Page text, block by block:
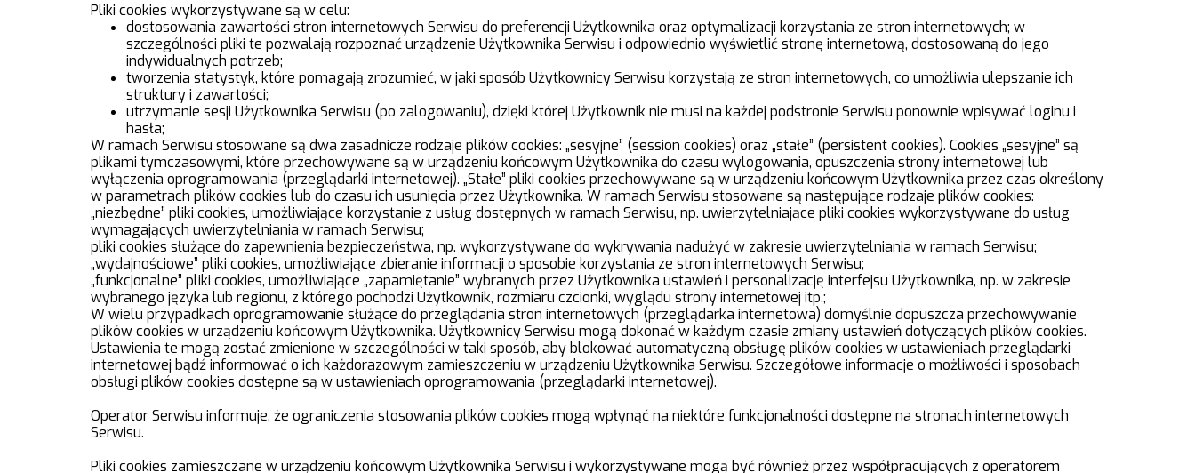
Pliki cookies wykorzystywane są w celu:
dostosowania zawartości stron internetowych Serwisu do preferencji Użytkownika oraz optymalizacji korzystania ze stron internetowych; w
szczególności pliki te pozwalają rozpoznać urządzenie Użytkownika Serwisu i odpowiednio wyświetlić stronę internetową, dostosowaną do jego
indywidualnych potrzeb;
tworzenia statystyk, które pomagają zrozumieć, w jaki sposób Użytkownicy Serwisu korzystają ze stron internetowych, co umożliwia ulepszanie ich
struktury i zawartości;
utrzymanie sesji Użytkownika Serwisu (po zalogowaniu), dzięki której Użytkownik nie musi na każdej podstronie Serwisu ponownie wpisywać loginu i
hasła;
W ramach Serwisu stosowane są dwa zasadnicze rodzaje plików cookies: „sesyjne” (session cookies) oraz „stałe” (persistent cookies). Cookies „sesyjne” są
plikami tymczasowymi, które przechowywane są w urządzeniu końcowym Użytkownika do czasu wylogowania, opuszczenia strony internetowej lub
wyłączenia oprogramowania (przeglądarki internetowej). „Stałe” pliki cookies przechowywane są w urządzeniu końcowym Użytkownika przez czas określony
w parametrach plików cookies lub do czasu ich usunięcia przez Użytkownika. W ramach Serwisu stosowane są następujące rodzaje plików cookies:
„niezbędne” pliki cookies, umożliwiające korzystanie z usług dostępnych w ramach Serwisu, np. uwierzytelniające pliki cookies wykorzystywane do usług
wymagających uwierzytelniania w ramach Serwisu;
pliki cookies służące do zapewnienia bezpieczeństwa, np. wykorzystywane do wykrywania nadużyć w zakresie uwierzytelniania w ramach Serwisu;
„wydajnościowe” pliki cookies, umożliwiające zbieranie informacji o sposobie korzystania ze stron internetowych Serwisu;
„funkcjonalne” pliki cookies, umożliwiające „zapamiętanie” wybranych przez Użytkownika ustawień i personalizację interfejsu Użytkownika, np. w zakresie
wybranego języka lub regionu, z którego pochodzi Użytkownik, rozmiaru czcionki, wyglądu strony internetowej itp.;
W wielu przypadkach oprogramowanie służące do przeglądania stron internetowych (przeglądarka internetowa) domyślnie dopuszcza przechowywanie
plików cookies w urządzeniu końcowym Użytkownika. Użytkownicy Serwisu mogą dokonać w każdym czasie zmiany ustawień dotyczących plików cookies.
Ustawienia te mogą zostać zmienione w szczególności w taki sposób, aby blokować automatyczną obsługę plików cookies w ustawieniach przeglądarki
internetowej bądź informować o ich każdorazowym zamieszczeniu w urządzeniu Użytkownika Serwisu. Szczegółowe informacje o możliwości i sposobach
obsługi plików cookies dostępne są w ustawieniach oprogramowania (przeglądarki internetowej).
Operator Serwisu informuje, że ograniczenia stosowania plików cookies mogą wpłynąć na niektóre funkcjonalności dostępne na stronach internetowych
Serwisu.
Pliki cookies zamieszczane w urządzeniu końcowym Użytkownika Serwisu i wykorzystywane mogą być również przez współpracujących z operatorem